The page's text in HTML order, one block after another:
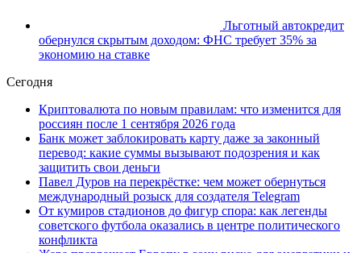
Льготный автокредит
обернулся скрытым доходом: ФНС требует 35% за
экономию на ставке
Сегодня
Криптовалюта по новым правилам: что изменится для
россиян после 1 сентября 2026 года
Банк может заблокировать карту даже за законный
перевод: какие суммы вызывают подозрения и как
защитить свои деньги
Павел Дуров на перекрёстке: чем может обернуться
международный розыск для создателя Telegram
От кумиров стадионов до фигур спора: как легенды
советского футбола оказались в центре политического
конфликта